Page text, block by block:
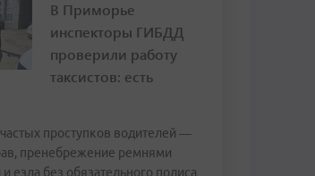
В Приморье
инспекторы ГИБДД
проверили работу
таксистов: есть
проступков водителей —
пренебрежение ремнями
езда без обязательного полиса